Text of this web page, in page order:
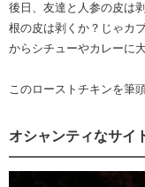
後日、友達と人参の皮は
根の皮は剥くか？じゃカ
からシチューやカレーに
このローストチキンを筆
オシャンティなサイ